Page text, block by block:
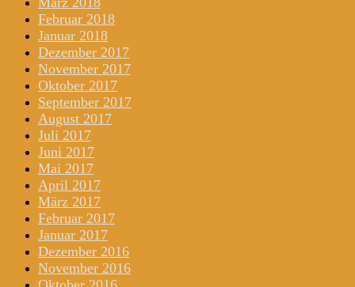
Februar 2018
Januar 2018
Dezember 2017
November 2017
Oktober 2017
September 2017
August 2017
Juli 2017
Juni 2017
Mai 2017
April 2017
März 2017
Februar 2017
Januar 2017
Dezember 2016
November 2016